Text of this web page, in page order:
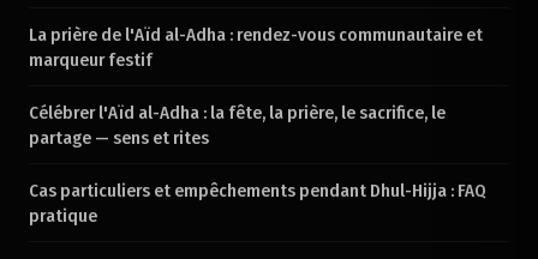
La prière de l'Aïd al-Adha : rendez-vous communautaire et
marqueur festif
Célébrer l'Aïd al-Adha : la fête, la prière, le sacrifice, le
partage — sens et rites
Cas particuliers et empêchements pendant Dhul-Hijja : FAQ
pratique